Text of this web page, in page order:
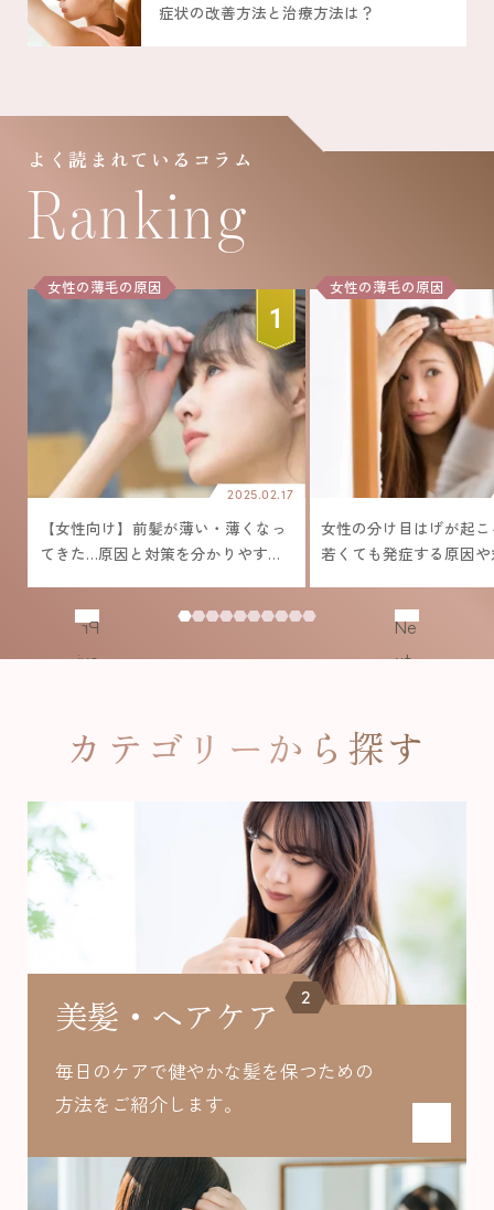
症状の改善方法と治療方法は？
よく読まれているコラム
Ranking
Pr
evi
女性の薄毛の原因
2025.02.17
【女性向け】前髪が薄い・薄くなっ
てきた…原因と対策を分かりやすく
女性の薄毛の原因
女性の分け目はげが起
若くても発症する原因
Ne
xt
カテゴリーから探す
美髪・ヘアケア 2
毎日のケアで健やかな髪を保つための
方法を ご紹介します。